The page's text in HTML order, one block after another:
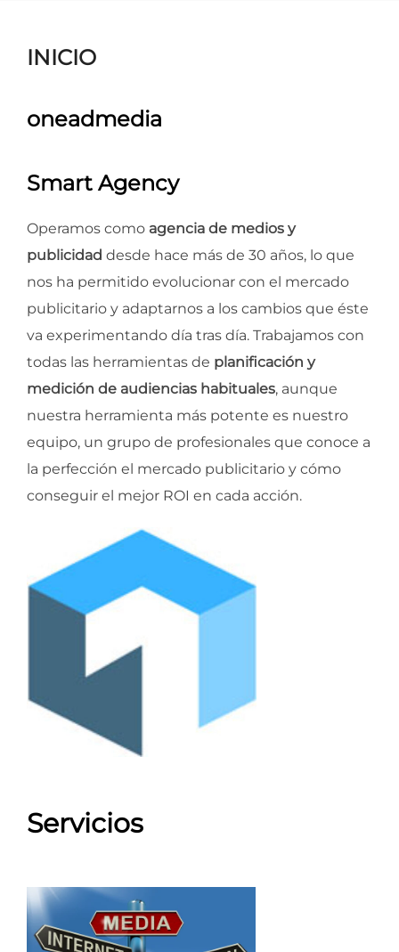
INICIO
oneadmedia
Smart Agency
Operamos como agencia de medios y
publicidad desde hace más de 30 años, lo que
nos ha permitido evolucionar con el mercado
publicitario y adaptarnos a los cambios que éste
va experimentando día tras día. Trabajamos con
todas las herramientas de planificación y
medición de audiencias habituales, aunque
nuestra herramienta más potente es nuestro
equipo, un grupo de profesionales que conoce a
la perfección el mercado publicitario y cómo
conseguir el mejor ROI en cada acción.
Servicios